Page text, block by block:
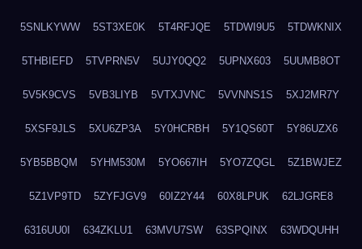
5SNLKYWW 5ST3XE0K 5T4RFJQE 5TDWI9U5 5TDWKNIX
5THBIEFD 5TVPRN5V 5UJY0QQ2 5UPNX603 5UUMB8OT
5V5K9CVS 5VB3LIYB 5VTXJVNC 5VVNNS1S 5XJ2MR7Y
5XSF9JLS 5XU6ZP3A 5Y0HCRBH 5Y1QS60T 5Y86UZX6
5YB5BBQM 5YHM530M 5YO667IH 5YO7ZQGL 5Z1BWJEZ
5Z1VP9TD 5ZYFJGV9 60IZ2Y44 60X8LPUK 62LJGRE8
6316UU0I 634ZKLU1 63MVU7SW 63SPQINX 63WDQUHH